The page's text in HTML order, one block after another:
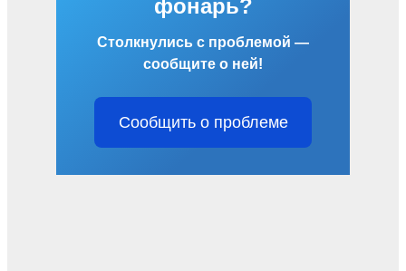
фонарь?
Столкнулись с проблемой —
сообщите о ней!
Сообщить о проблеме